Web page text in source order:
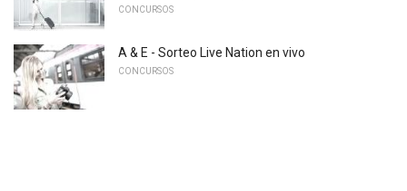
CONCURSOS
A & E - Sorteo Live Nation en vivo
CONCURSOS